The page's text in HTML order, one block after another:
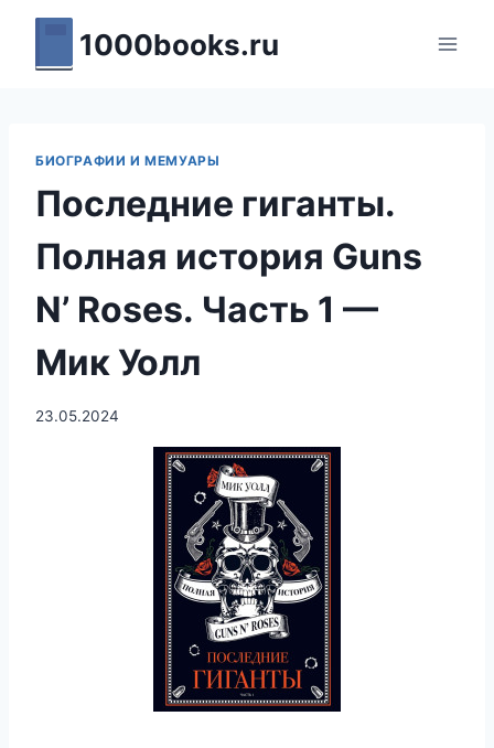
Перейти
содержимому
1000books.ru
БИОГРАФИИ И МЕМУАРЫ
Последние гиганты.
Полная история Guns
N’ Roses. Часть 1 —
Мик Уолл
23.05.2024